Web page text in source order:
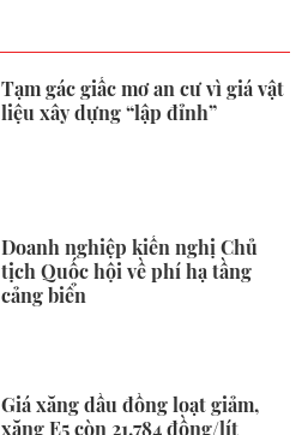
Tạm gác giấc mơ an cư vì giá vật
liệu xây dựng “lập đỉnh”
Doanh nghiệp kiến nghị Chủ
tịch Quốc hội về phí hạ tầng
cảng biển
Giá xăng dầu đồng loạt giảm,
xăng E5 còn 21.784 đồng/lít